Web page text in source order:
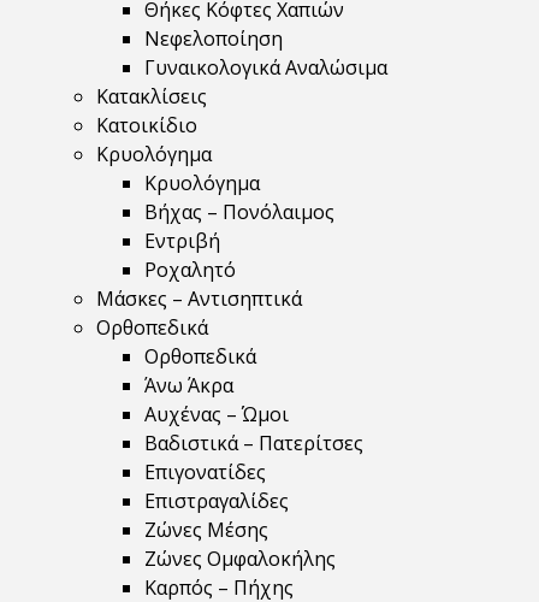
Θήκες Κόφτες Χαπιών
Νεφελοποίηση
Γυναικολογικά Αναλώσιμα
Κατακλίσεις
Κατοικίδιο
Κρυολόγημα
Κρυολόγημα
Βήχας – Πονόλαιμος
Εντριβή
Ροχαλητό
Μάσκες – Αντισηπτικά
Ορθοπεδικά
Ορθοπεδικά
Άνω Άκρα
Αυχένας – Ώμοι
Βαδιστικά – Πατερίτσες
Επιγονατίδες
Επιστραγαλίδες
Ζώνες Μέσης
Ζώνες Ομφαλοκήλης
Καρπός – Πήχης